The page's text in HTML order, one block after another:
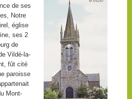
de ses
Notre
église
ses 2
de
Vildé-la-
fût cité
paroisse
Mont-